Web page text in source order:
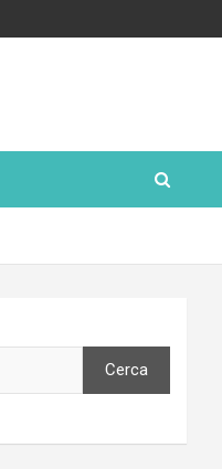
Cerca